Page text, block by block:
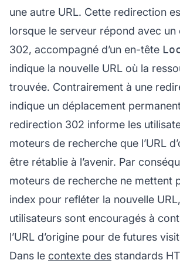
une autre URL. Cette redirection
lorsque le serveur répond avec un
302, accompagné d’un en-tête
indique la nouvelle URL où la
trouvée. Contrairement à une
indique un déplacement
redirection 302 informe les
moteurs de recherche que l’URL
être rétablie à l’avenir. Par
moteurs de recherche ne mettent
index pour refléter la nouvelle
utilisateurs sont encouragés à
l’URL d’origine pour de futures
Dans le contexte des standards